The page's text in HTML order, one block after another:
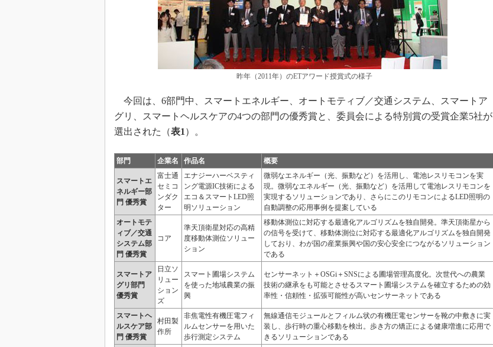
昨年（2011年）のETアワード授賞式の様子
今回は、6部門中、スマートエネルギー、オートモティブ／交通システム、スマートア
グリ、スマートヘルスケアの4つの部門の優秀賞と、委員会による特別賞の受賞企業5社が
選出された（表1 ）。
部門 企業名 作品名 概要
スマートエ
ネルギー部
門 優秀賞
富士通
セミコ
ンダク
ター
エナジーハーベスティ
ング電源IC技術による
エコ＆スマートLED照
明ソリューション
微弱なエネルギー（光、振動など）を活用し、電池レスリモコンを実
現。微弱なエネルギー（光、振動など）を活用して電池レスリモコンを
実現するソリューションであり、さらにこのリモコンによるLED照明の
自動調整の応用事例を提案している
オートモテ
ィブ／交通
システム部
門 優秀賞
コア
準天頂衛星対応の高精
度移動体測位ソリュー
ション
移動体測位に対応する最適化アルゴリズムを独自開発。準天頂衛星から
の信号を受けて、移動体測位に対応する最適化アルゴリズムを独自開発
しており、わが国の産業振興や国の安心安全につながるソリューション
である
スマートア
グリ部門
優秀賞
日立ソ
リュー
ション
ズ
スマート圃場システム
を使った地域農業の振
興
センサーネット＋OSGi＋SNSによる圃場管理高度化。次世代への農業
技術の継承をも可能とさせるスマート圃場システムを確立するための効
率性・信頼性・拡張可能性が高いセンサーネットである
スマートヘ
ルスケア部
門 優秀賞
村田製
作所
非焦電性有機圧電フィ
ルムセンサーを用いた
歩行測定システム
無線通信モジュールとフィルム状の有機圧電センサーを靴の中敷きに実
装し、歩行時の重心移動を検出。歩き方の矯正による健康増進に応用で
きるソリューションである